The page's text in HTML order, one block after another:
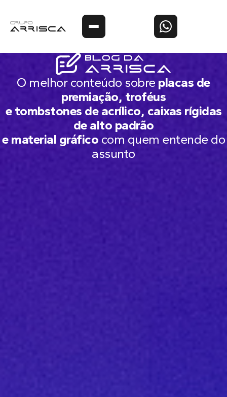
O melhor conteúdo sobre placas de
premiação, troféus
e tombstones de acrílico, caixas rígidas
de alto padrão
e material gráfico com quem entende do
assunto